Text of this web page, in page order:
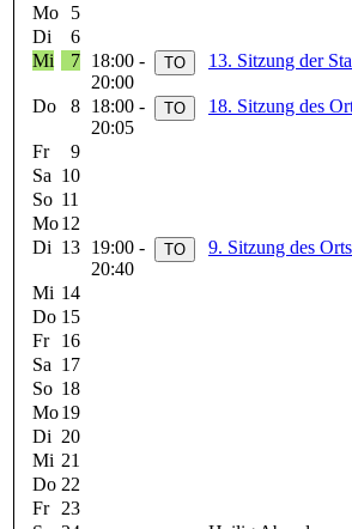
Mo
5
Di
6
Mi
7 18:00 -
20:00
13. Sitzung der
Do
8 18:00 -
20:05
18. Sitzung des
Fr
9
Sa 10
So 11
Mo12
Di 13 19:00 -
20:40
9. Sitzung des
Mi 14
Do 15
Fr
16
Sa 17
So 18
Mo19
Di 20
Mi 21
Do 22
Fr
23